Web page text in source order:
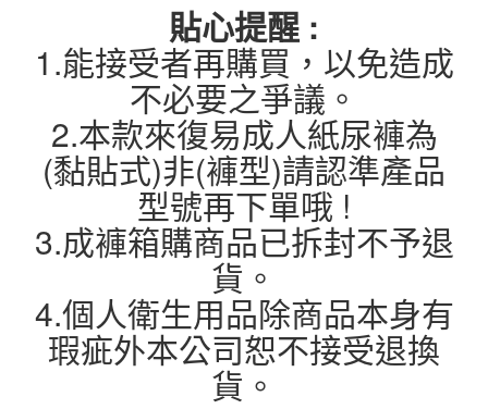
貼心提醒 :
1.能接受者再購買，以免造成
不必要之爭議。
2.本款來復易成人紙尿褲為
(黏貼式)非(褲型)請認準產品
型號再下單哦 !
3.成褲箱購商品已拆封不予退
貨。
4.個人衛生用品除商品本身有
瑕疵外本公司恕不接受退換
貨。